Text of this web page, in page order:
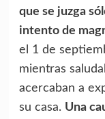
que se juzga
intento de
el 1 de
mientras
acercaban a
su casa. Una